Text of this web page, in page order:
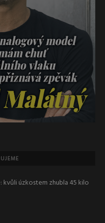
kvůli úzkostem zhubla 45 kilo